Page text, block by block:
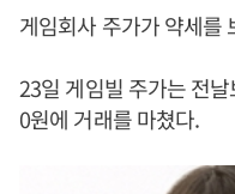
게임회사 주가가 약세를
23일 게임빌 주가는 전
0원에 거래를 마쳤다.